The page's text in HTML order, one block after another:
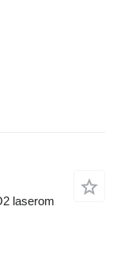
laserom